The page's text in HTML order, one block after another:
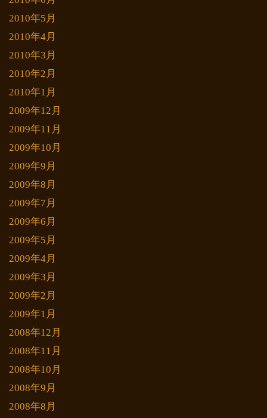
2010年5月
2010年4月
2010年3月
2010年2月
2010年1月
2009年12月
2009年11月
2009年10月
2009年9月
2009年8月
2009年7月
2009年6月
2009年5月
2009年4月
2009年3月
2009年2月
2009年1月
2008年12月
2008年11月
2008年10月
2008年9月
2008年8月